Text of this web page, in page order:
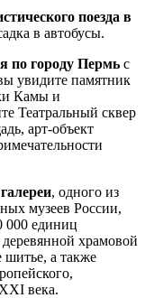
поезда в
в автобусы.
по городу Пермь с
увидите памятник
Камы и
Театральный сквер
арт-объект
, одного из
музеев России,
000 единиц
храмовой
шитье, а также
ХХI века.